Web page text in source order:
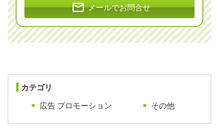
mail メールでお問合せ
カテゴリ
広告 プロモーション
その他